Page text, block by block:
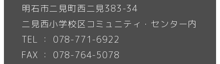
明石市二見町西二見383-34
二見西小学校区コミュニティ・センター内
TEL ： 078-771-6922
FAX ： 078-764-5078